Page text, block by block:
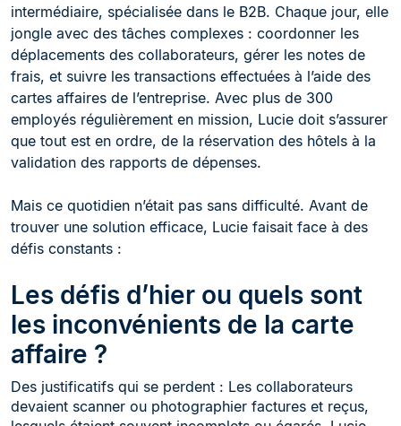
intermédiaire, spécialisée dans le B2B. Chaque jour, elle
jongle avec des tâches complexes : coordonner les
déplacements des collaborateurs, gérer les notes de
frais, et suivre les transactions effectuées à l’aide des
cartes affaires de l’entreprise. Avec plus de 300
employés régulièrement en mission, Lucie doit s’assurer
que tout est en ordre, de la réservation des hôtels à la
validation des rapports de dépenses.
Mais ce quotidien n’était pas sans difficulté. Avant de
trouver une solution efficace, Lucie faisait face à des
défis constants :
Les défis d’hier ou quels sont
les inconvénients de la carte
affaire ?
Des justificatifs qui se perdent : Les collaborateurs
devaient scanner ou photographier factures et reçus,